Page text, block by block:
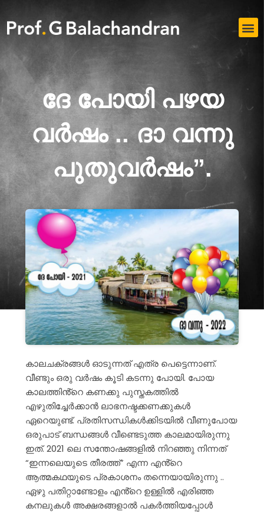
content
ദേ പോയി പഴയ
വർഷം .. ദാ വന്നു
പുതുവർഷം”.
കാലചക്രങ്ങൾ ഓടുന്നത് എത്ര പെട്ടെന്നാണ്.
വീണ്ടും ഒരു വർഷം കൂടി കടന്നു പോയി. പോയ
കാലത്തിൻ്റെ കണക്കു പുസ്തകത്തിൽ
എഴുതിച്ചേർക്കാൻ ലാഭനഷ്ടക്കണക്കുകൾ
ഏറെയുണ്ട്. പ്രതിസന്ധികൾക്കിടയിൽ വീണുപോയ
ഒരുപാട് ബന്ധങ്ങൾ വീണ്ടെടുത്ത കാലമായിരുന്നു
ഇത്. 2021 ലെ സന്തോഷങ്ങളിൽ നിറഞ്ഞു നിന്നത്
“ഇന്നലെയുടെ തീരത്ത്” എന്ന എൻ്റെ
ആത്മകഥയുടെ പ്രകാശനം തന്നെയായിരുന്നു ..
ഏഴു പതിറ്റാണ്ടോളം എൻ്റെ ഉള്ളിൽ എരിഞ്ഞ
കനലുകൾ അക്ഷരങ്ങളാൽ പകർത്തിയപ്പോൾ